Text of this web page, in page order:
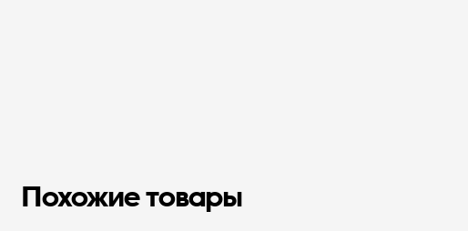
Похожие товары